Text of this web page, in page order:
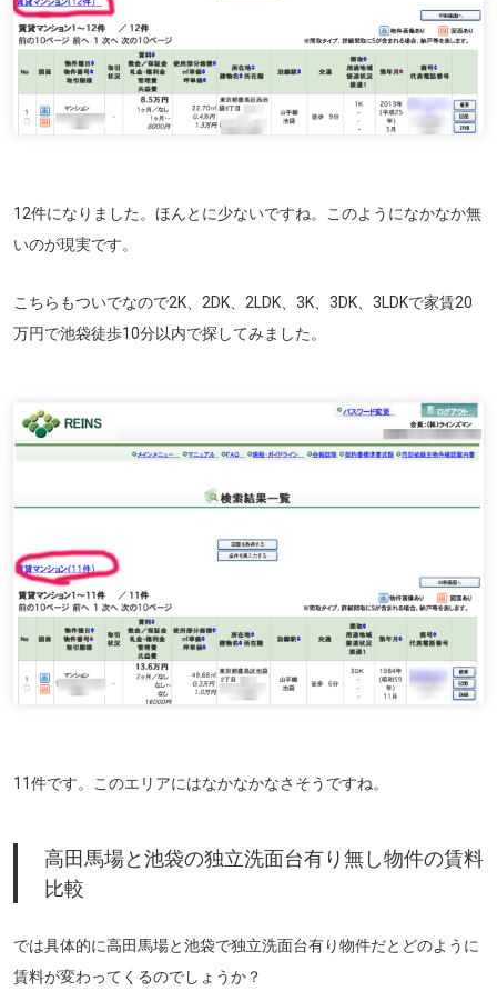
12件になりました。ほんとに少ないですね。このようになかなか無
いのが現実です。
こちらもついでなので2K、2DK、2LDK、3K、3DK、3LDKで家賃20
万円で池袋徒歩10分以内で探してみました。
11件です。このエリアにはなかなかなさそうですね。
高田馬場と池袋の独立洗面台有り無し物件の賃料
比較
では具体的に高田馬場と池袋で独立洗面台有り物件だとどのように
賃料が変わってくるのでしょうか？